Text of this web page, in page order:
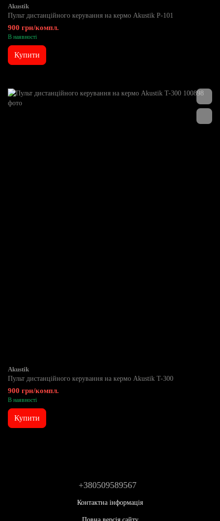
Akustik
Пульт дистанційного керування на кермо Akustik P-101
900 грн/компл.
В наявності
Купити
Akustik
Пульт дистанційного керування на кермо Akustik T-300
900 грн/компл.
В наявності
Купити
+380509589567
Контактна інформація